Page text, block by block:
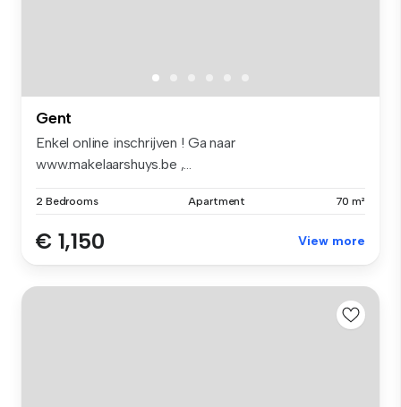
Gent
Enkel online inschrijven ! Ga naar
www.makelaarshuys.be ,...
2 Bedrooms Apartment 70 m²
€ 1,150 View more